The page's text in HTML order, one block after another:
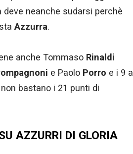
deve neanche sudarsi perchè
Azzurra.
anche Tommaso Rinaldi
e Paolo Porro e i 9 a
non bastano i 21 punti di
AZZURRI DI GLORIA